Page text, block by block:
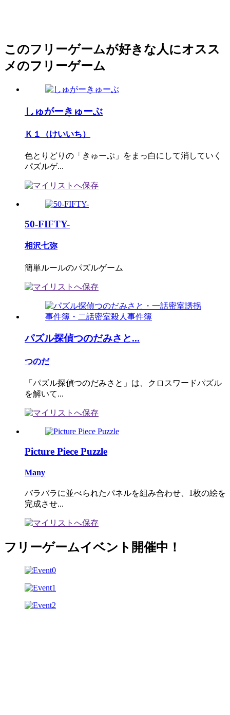
このフリーゲームが好きな人にオスス
メのフリーゲーム
しゅがーきゅーぶ
Ｋ１（けいいち）
色とりどりの「きゅーぶ」をまっ白にして消していく
パズルゲ...
50-FIFTY-
相沢七弥
簡単ルールのパズルゲーム
パズル探偵つのだみさと...
つのだ
「パズル探偵つのだみさと」は、クロスワードパズル
を解いて...
Picture Piece Puzzle
Many
バラバラに並べられたパネルを組み合わせ、1枚の絵を
完成させ...
フリーゲームイベント開催中！